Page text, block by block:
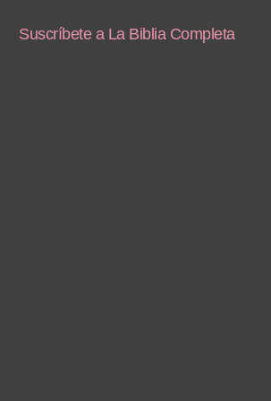
Suscríbete a La Biblia Completa